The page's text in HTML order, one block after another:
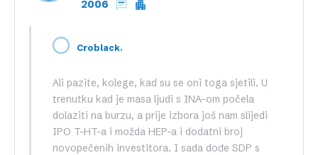
2006
Croblack,
Ali pazite, kolege, kad su se oni toga sjetili. U
trenutku kad je masa ljudi s INA-om počela
dolaziti na burzu, a prije izbora još nam slijedi
IPO T-HT-a i možda HEP-a i dodatni broj
novopečenih investitora. I sada dođe SDP s